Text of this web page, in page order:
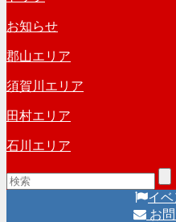
ー
イ
ブ
お知らせ
郡山エリア
須賀川エリア
田村エリア
石川エリア
イ
お